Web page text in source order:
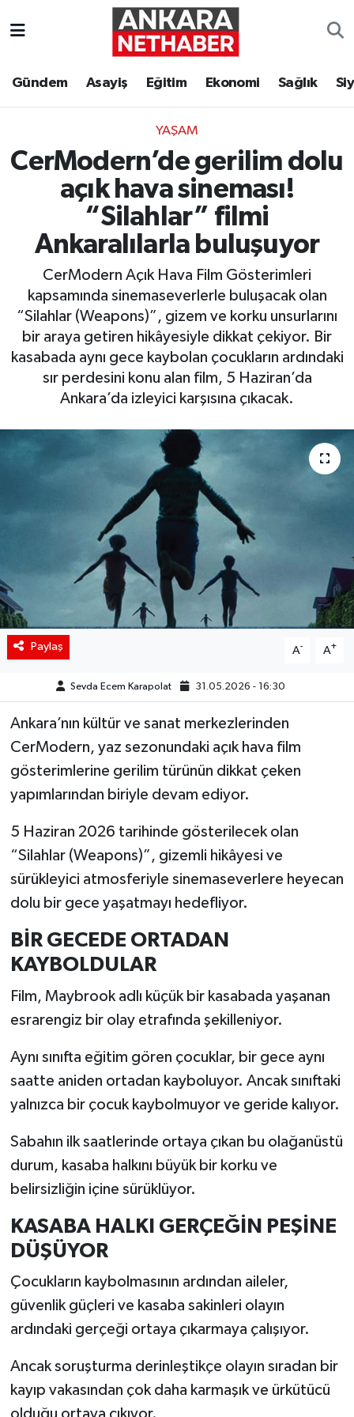
Gündem Asayiş Eğitim Ekonomi Sağlık
YAŞAM
CerModern’de gerilim dolu
açık hava sineması!
“Silahlar” filmi
Ankaralılarla buluşuyor
CerModern Açık Hava Film Gösterimleri
kapsamında sinemaseverlerle buluşacak olan
“Silahlar (Weapons)”, gizem ve korku unsurlarını
bir araya getiren hikâyesiyle dikkat çekiyor. Bir
kasabada aynı gece kaybolan çocukların ardındaki
sır perdesini konu alan film, 5 Haziran’da
Ankara’da izleyici karşısına çıkacak.
Paylaş A- A+
Sevda Ecem Karapolat 31.05.2026 - 16:30
Ankara’nın kültür ve sanat merkezlerinden
CerModern, yaz sezonundaki açık hava film
gösterimlerine gerilim türünün dikkat çeken
yapımlarından biriyle devam ediyor.
5 Haziran 2026 tarihinde gösterilecek olan
“Silahlar (Weapons)”, gizemli hikâyesi ve
sürükleyici atmosferiyle sinemaseverlere heyecan
dolu bir gece yaşatmayı hedefliyor.
BİR GECEDE ORTADAN
KAYBOLDULAR
Film, Maybrook adlı küçük bir kasabada yaşanan
esrarengiz bir olay etrafında şekilleniyor.
Aynı sınıfta eğitim gören çocuklar, bir gece aynı
saatte aniden ortadan kayboluyor. Ancak sınıftaki
yalnızca bir çocuk kaybolmuyor ve geride kalıyor.
Sabahın ilk saatlerinde ortaya çıkan bu olağanüstü
durum, kasaba halkını büyük bir korku ve
belirsizliğin içine sürüklüyor.
KASABA HALKI GERÇEĞİN PEŞİNE
DÜŞÜYOR
Çocukların kaybolmasının ardından aileler,
güvenlik güçleri ve kasaba sakinleri olayın
ardındaki gerçeği ortaya çıkarmaya çalışıyor.
Ancak soruşturma derinleştikçe olayın sıradan bir
kayıp vakasından çok daha karmaşık ve ürkütücü
Ekonomi
Resmi İlanlar
Sağlık
Siyaset
Teknoloji
Ankara Hava Durumu
Süper Lig Puan Durumu ve Fikstür
Tüm Manşetler
Son Dakika Haberleri